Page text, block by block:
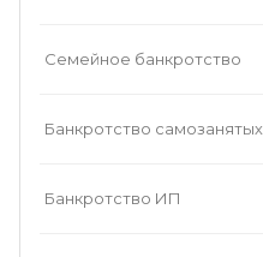
Семейное банкротство
Банкротство самозанятых
Банкротство ИП